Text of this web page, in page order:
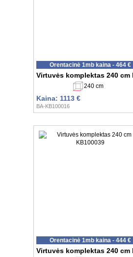
Orentacinė 1mb kaina - 464 €
Virtuvės komplektas 240 cm
240 cm
Kaina: 1113 €
BA-KB100016
Orentacinė 1mb kaina - 444 €
Virtuvės komplektas 240 cm